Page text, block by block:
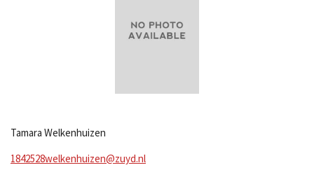
Tamara Welkenhuizen
1842528welkenhuizen@zuyd.nl